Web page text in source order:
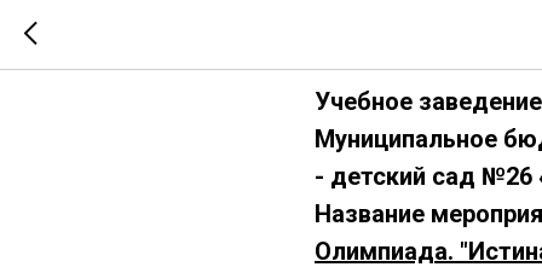
Учебное
Муниципальное
- детский сад №26
Название
Олимпиада.